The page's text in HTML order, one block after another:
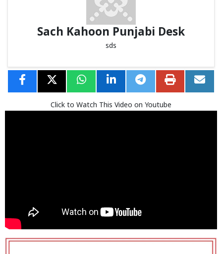
Sach Kahoon Punjabi Desk
sds
Click to Watch This Video on Youtube